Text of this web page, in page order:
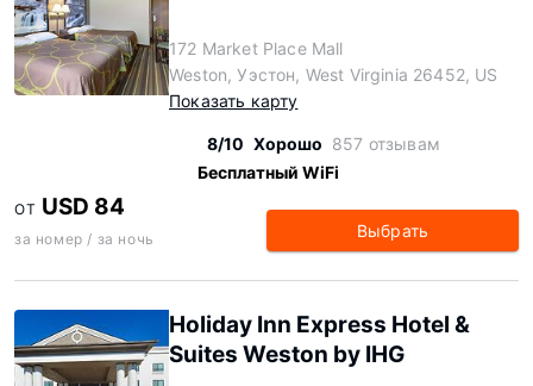
172 Market Place Mall
Weston, Уэстон, West Virginia 26452, US
Показать карту
8/10 Хорошо 857 отзывам
Бесплатный WiFi
ОТ USD 84
за номер / за ночь Выбрать
Holiday Inn Express Hotel &
Suites Weston by IHG